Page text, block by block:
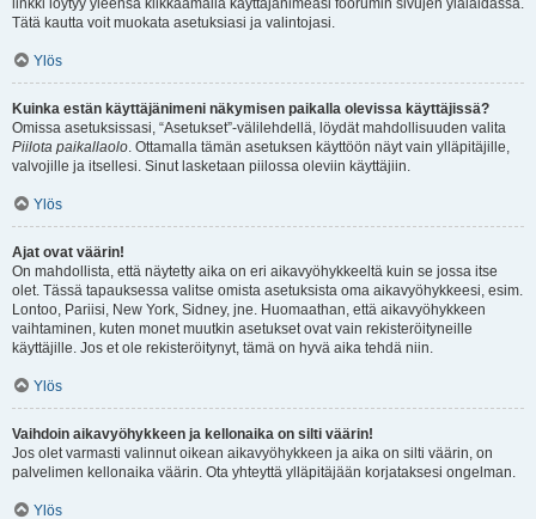
linkki löytyy yleensä klikkaamalla käyttäjänimeäsi foorumin sivujen ylälaidassa.
Tätä kautta voit muokata asetuksiasi ja valintojasi.
Ylös
Kuinka estän käyttäjänimeni näkymisen paikalla olevissa käyttäjissä?
Omissa asetuksissasi, “Asetukset”-välilehdellä, löydät mahdollisuuden valita
Piilota paikallaolo. Ottamalla tämän asetuksen käyttöön näyt vain ylläpitäjille,
valvojille ja itsellesi. Sinut lasketaan piilossa oleviin käyttäjiin.
Ylös
Ajat ovat väärin!
On mahdollista, että näytetty aika on eri aikavyöhykkeeltä kuin se jossa itse
olet. Tässä tapauksessa valitse omista asetuksista oma aikavyöhykkeesi, esim.
Lontoo, Pariisi, New York, Sidney, jne. Huomaathan, että aikavyöhykkeen
vaihtaminen, kuten monet muutkin asetukset ovat vain rekisteröityneille
käyttäjille. Jos et ole rekisteröitynyt, tämä on hyvä aika tehdä niin.
Ylös
Vaihdoin aikavyöhykkeen ja kellonaika on silti väärin!
Jos olet varmasti valinnut oikean aikavyöhykkeen ja aika on silti väärin, on
palvelimen kellonaika väärin. Ota yhteyttä ylläpitäjään korjataksesi ongelman.
Ylös